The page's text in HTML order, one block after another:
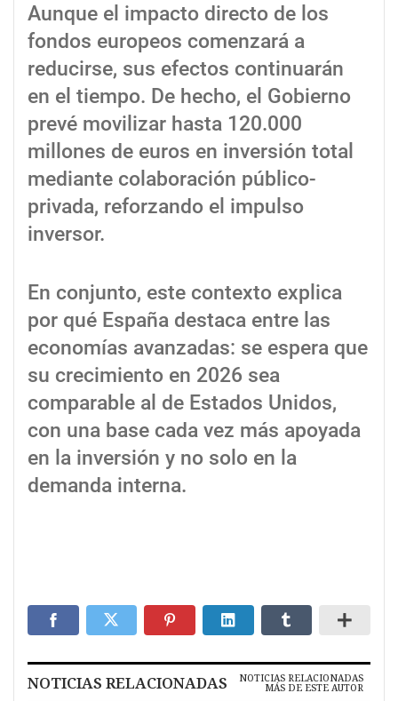
Aunque el impacto directo de los
fondos europeos comenzará a
reducirse, sus efectos continuarán
en el tiempo. De hecho, el Gobierno
prevé movilizar hasta 120.000
millones de euros en inversión total
mediante colaboración público-
privada, reforzando el impulso
inversor.
En conjunto, este contexto explica
por qué España destaca entre las
economías avanzadas: se espera que
su crecimiento en 2026 sea
comparable al de Estados Unidos,
con una base cada vez más apoyada
en la inversión y no solo en la
demanda interna.
NOTICIAS RELACIONADAS NOTICIAS RELACIONADAS
MÁS DE ESTE AUTOR